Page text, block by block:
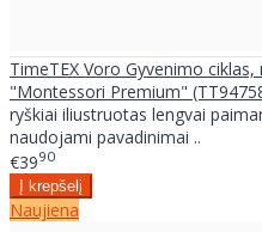
TimeTEX Voro Gyvenimo
"Montessori Premium"
ryškiai iliustruotas lengvai
naudojami pavadinimai ..
€3990
Naujiena